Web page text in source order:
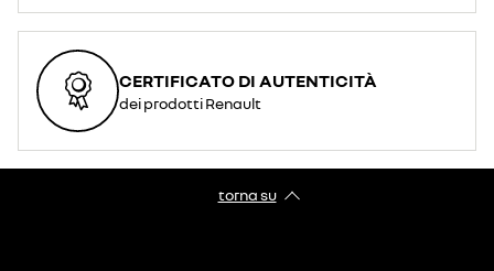
CERTIFICATO DI AUTENTICITÀ
dei prodotti Renault
torna su